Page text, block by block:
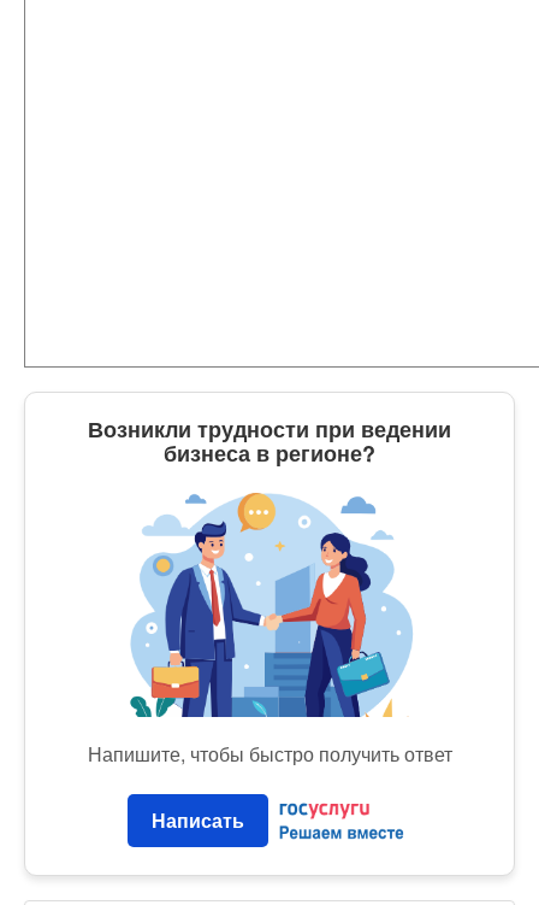
Возникли трудности при ведении
бизнеса в регионе?
Напишите, чтобы быстро получить ответ
Написать